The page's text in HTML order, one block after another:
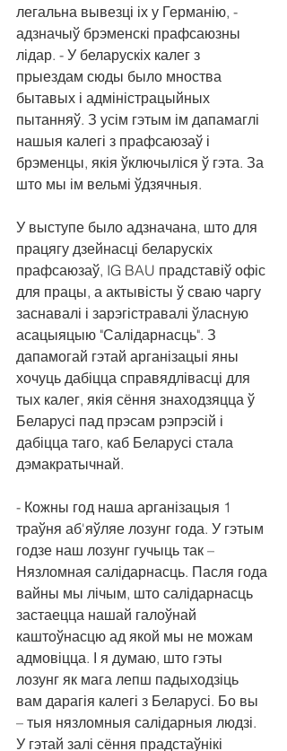
легальна вывезці іх у Германію, -
адзначыў брэменскі прафсаюзны
лідар. - У беларускіх калег з
прыездам сюды было мноства
бытавых і адміністрацыйных
пытанняў. З усім гэтым ім дапамаглі
нашыя калегі з прафсаюзаў і
брэменцы, якія ўключыліся ў гэта. За
што мы ім вельмі ўдзячныя.
У выступе было адзначана, што для
працягу дзейнасці беларускіх
прафсаюзаў, IG BAU прадставіў офіс
для працы, а актывісты ў сваю чаргу
заснавалі і зарэгістравалі ўласную
асацыяцыю "Салідарнасць". З
дапамогай гэтай арганізацыі яны
хочуць дабіцца справядлівасці для
тых калег, якія сёння знаходзяцца ў
Беларусі пад прэсам рэпрэсій і
дабіцца таго, каб Беларусі стала
дэмакратычнай.
- Кожны год наша арганізацыя 1
траўня аб'яўляе лозунг года. У гэтым
годзе наш лозунг гучыць так –
Нязломная салідарнасць. Пасля года
вайны мы лічым, што салідарнасць
застаецца нашай галоўнай
каштоўнасцю ад якой мы не можам
адмовіцца. І я думаю, што гэты
лозунг як мага лепш падыходзіць
вам дарагія калегі з Беларусі. Бо вы
– тыя нязломныя салідарныя людзі.
У гэтай залі сёння прадстаўнікі